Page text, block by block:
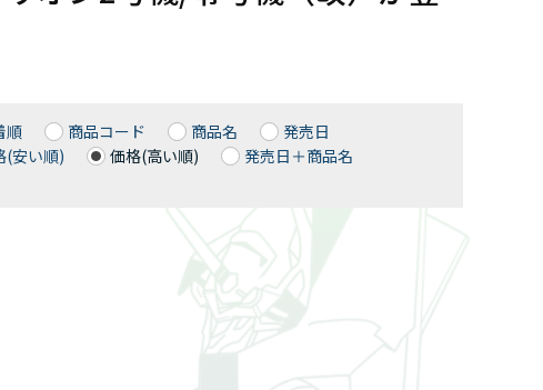
順 商品コード 商品名
発売日
(安い順)
価格(高い順) 発売日＋商品名